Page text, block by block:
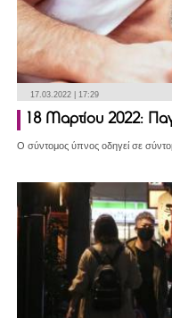
17.03.2022 | 17:29
18 Μαρτίου 2022:
Ο σύντομος ύπνος οδηγεί σε